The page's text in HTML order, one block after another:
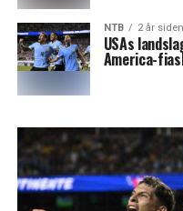
NTB 2 år siden
USAs
America-